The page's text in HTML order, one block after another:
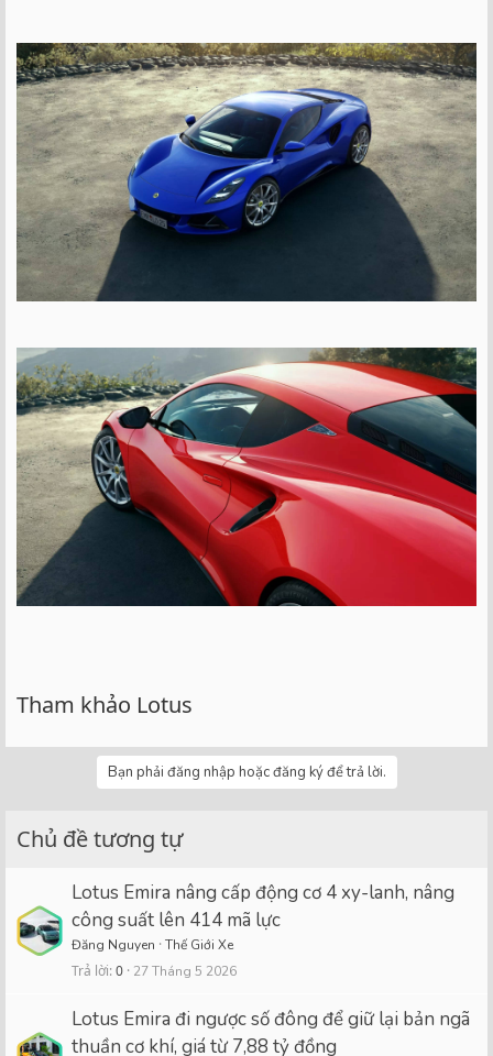
Tham khảo Lotus
Bạn phải đăng nhập hoặc đăng ký để trả lời.
Chủ đề tương tự
Lotus Emira nâng cấp động cơ 4 xy-lanh, nâng
công suất lên 414 mã lực
Đăng Nguyen Thế Giới Xe
Trả lời 0 27 Tháng 5 2026
Lotus Emira đi ngược số đông để giữ lại bản ngã
thuần cơ khí, giá từ 7,88 tỷ đồng